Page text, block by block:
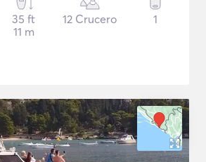
35 ft
11 m
12 Crucero 1